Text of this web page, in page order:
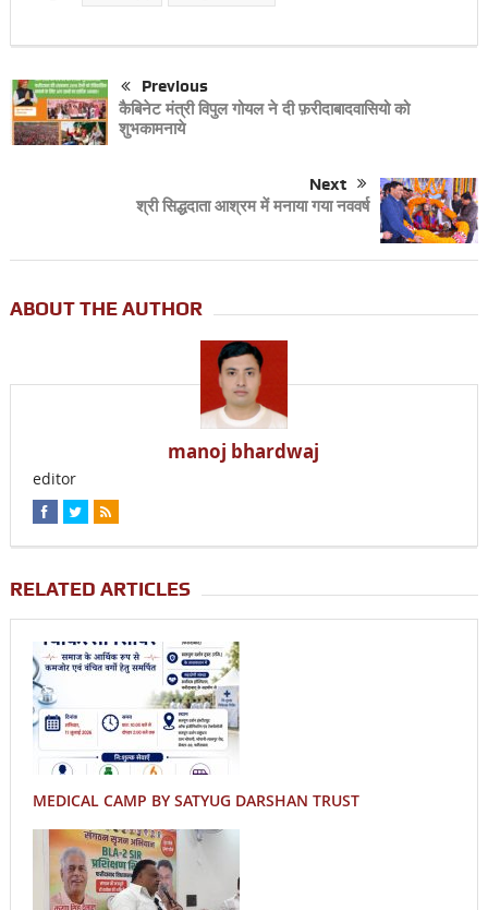
Previous
कैबिनेट मंत्री विपुल गोयल ने दी फ़रीदाबादवासियो को
शुभकामनाये
Next
श्री सिद्धदाता आश्रम में मनाया गया नववर्ष
ABOUT THE AUTHOR
manoj bhardwaj
editor
RELATED ARTICLES
MEDICAL CAMP BY SATYUG DARSHAN TRUST